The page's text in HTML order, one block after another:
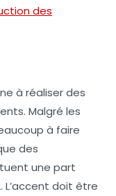
des
à réaliser des
. Malgré les
à faire
des
une part
L’accent doit être